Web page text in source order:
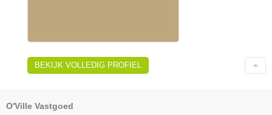
BEKIJK VOLLEDIG PROFIEL
O'Ville Vastgoed